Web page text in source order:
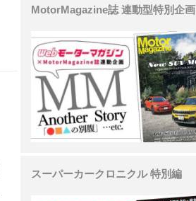
MotorMagazine誌 連動型特別企画
スーパーカークロニクル 特別編